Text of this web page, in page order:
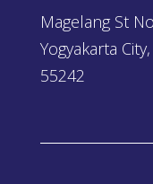
Magelang St
Yogyakarta
55242